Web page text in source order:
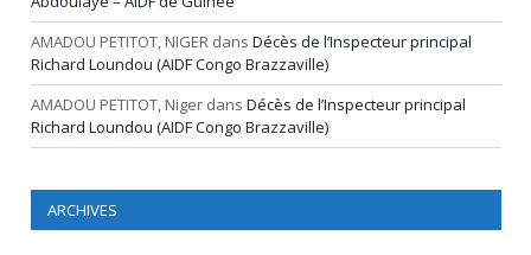
AMADOU PETITOT, NIGER dans Décès de l’Inspecteur principal
Richard Loundou (AIDF Congo Brazzaville)
AMADOU PETITOT, Niger dans Décès de l’Inspecteur principal
Richard Loundou (AIDF Congo Brazzaville)
ARCHIVES